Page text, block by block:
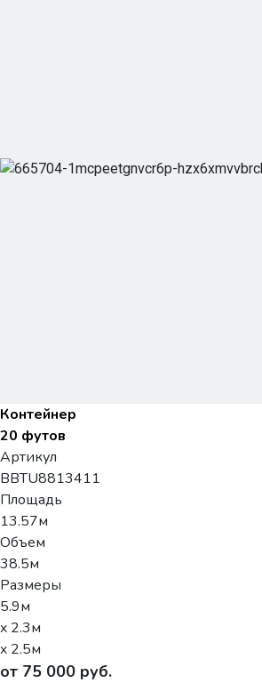
Контейнер
20 футов
Артикул
BBTU8813411
Площадь
13.57м
Объем
38.5м
Размеры
5.9м
x 2.3м
x 2.5м
от 75 000 руб.